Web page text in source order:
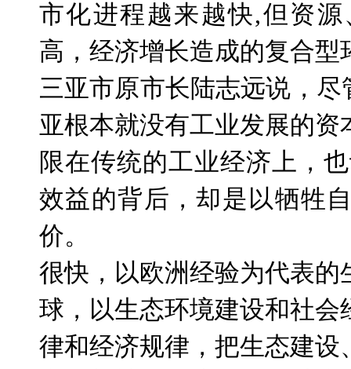
市化进程越来越快,但资源
高，经济增长造成的复合型
三亚市原市长陆志远说，
亚根本就没有工业发展的
限在传统的工业经济上，
效益的背后，却是以牺牲
价。
很快，以欧洲经验为代表
球，以生态环境建设和社
律和经济规律，把生态建